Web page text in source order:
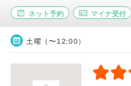
ネット予約 マイナ受付
土曜（〜12:00）